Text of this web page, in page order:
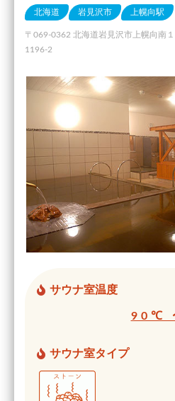
北海道 岩見沢市 上幌向駅
〒069-0362 北海道岩見沢市上幌向南
1196-2
サウナ室温度
90℃
サウナ室タイプ